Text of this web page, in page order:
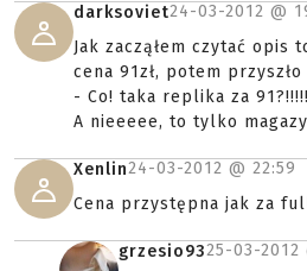
darksoviet24-03-2012 @
Jak zacząłem czytać opis
cena 91zł, potem
- Co! taka replika za
A nieeeee, to tylko
Xenlin24-03-2012 @ 22:59
Cena przystępna jak za
grzesio9325-03-2012